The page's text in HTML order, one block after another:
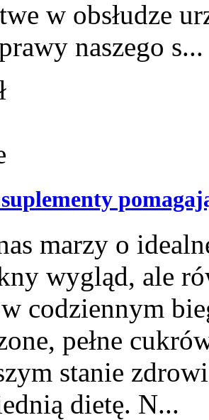
w obsłudze
naszego s...
marzy o
wygląd, ale
codziennym
pełne
stanie
dietę. N...